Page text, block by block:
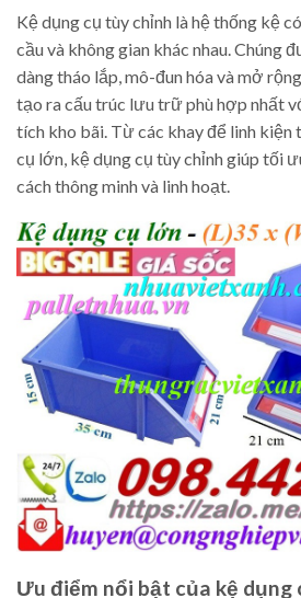
Kệ dụng cụ tùy chỉnh là hệ thống kệ
cầu và không gian khác nhau. Chúng
dàng tháo lắp, mô-đun hóa và mở
tạo ra cấu trúc lưu trữ phù hợp nhất
tích kho bãi. Từ các khay để linh kiện
cụ lớn, kệ dụng cụ tùy chỉnh giúp tối
cách thông minh và linh hoạt.
Ưu điểm nổi bật của kệ dụng